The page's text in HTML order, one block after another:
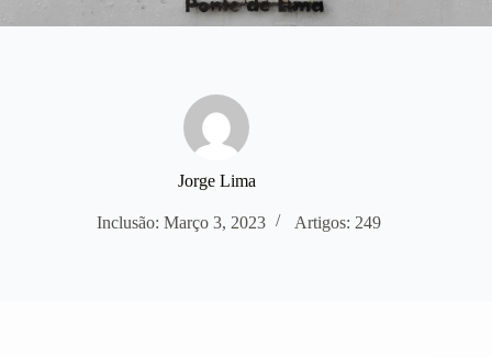
Jorge Lima
Inclusão: Março 3, 2023 Artigos: 249